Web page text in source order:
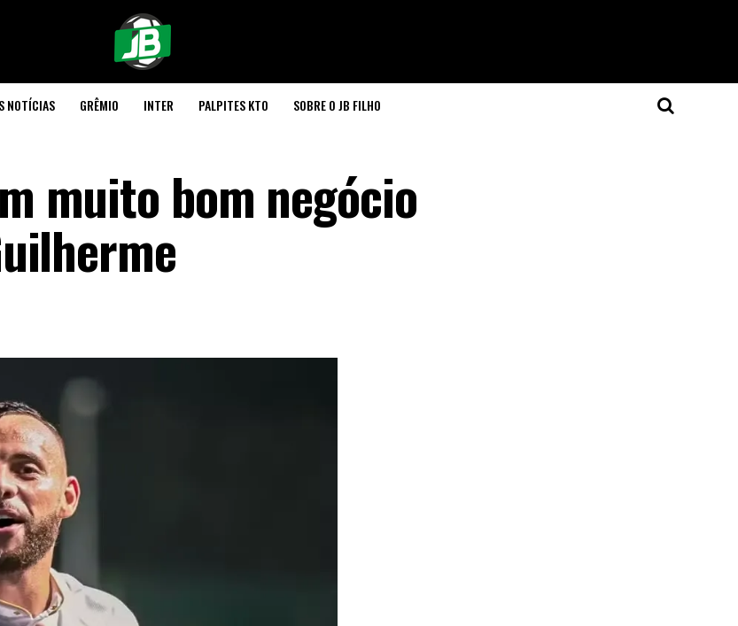
NOTÍCIAS GRÊMIO INTER PALPITES KTO SOBRE O JB FILHO
muito bom negócio